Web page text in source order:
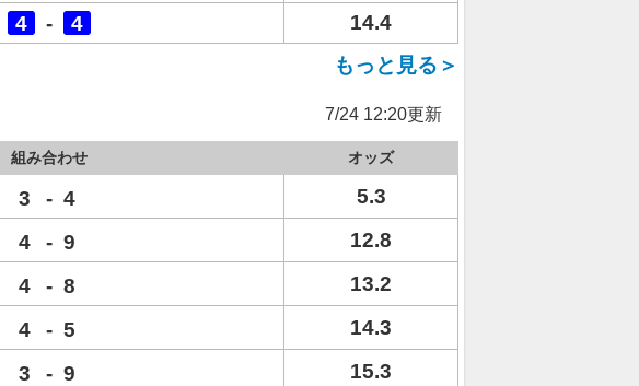
4 - 4
14.4
もっと見る＞
7/24 12:20更新
組み合わせ オッズ
3 - 4
5.3
4 - 9
12.8
4 - 8
13.2
4 - 5
14.3
3 - 9
15.3